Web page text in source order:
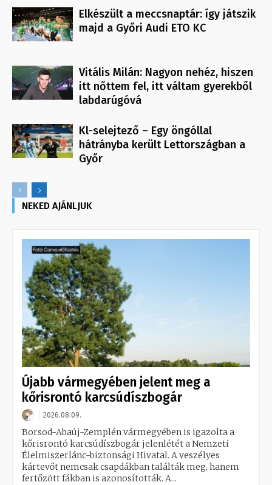
Elkészült a meccsnaptár: így játszik
majd a Győri Audi ETO KC
Vitális Milán: Nagyon nehéz, hiszen
itt nőttem fel, itt váltam gyerekből
labdarúgóvá
Kl-selejtező – Egy öngóllal
hátrányba került Lettországban a
Győr
NEKED AJÁNLJUK
Újabb vármegyében jelent meg a
kőrisrontó karcsúdíszbogár
2026.08.09.
Borsod-Abaúj-Zemplén vármegyében is igazolta a
kőrisrontó karcsúdíszbogár jelenlétét a Nemzeti
Élelmiszerlánc-biztonsági Hivatal. A veszélyes
kártevőt nemcsak csapdákban találták meg, hanem
fertőzött fákban is azonosították. A...